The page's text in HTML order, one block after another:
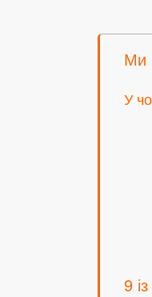
Ми
У
9